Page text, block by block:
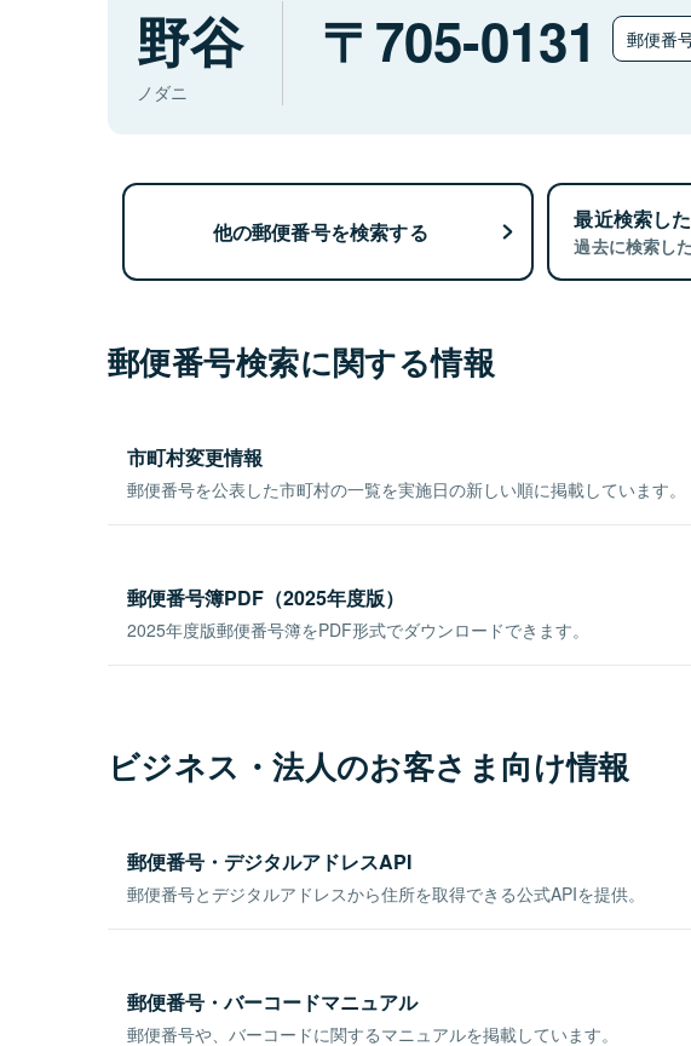
野谷
ノダニ
705-0131 郵便番
他の郵便番号を検索する 最近検索し
過去に検索し
郵便番号検索に関する情報
市町村変更情報
郵便番号を公表した市町村の一覧を実施日の新しい順に掲載しています。
郵便番号簿PDF（2025年度版）
2025年度版郵便番号簿をPDF形式でダウンロードできます。
ビジネス・法人のお客さま向け情報
郵便番号・デジタルアドレスAPI
郵便番号とデジタルアドレスから住所を取得できる公式APIを提供。
郵便番号・バーコードマニュアル
郵便番号や、バーコードに関するマニュアルを掲載しています。